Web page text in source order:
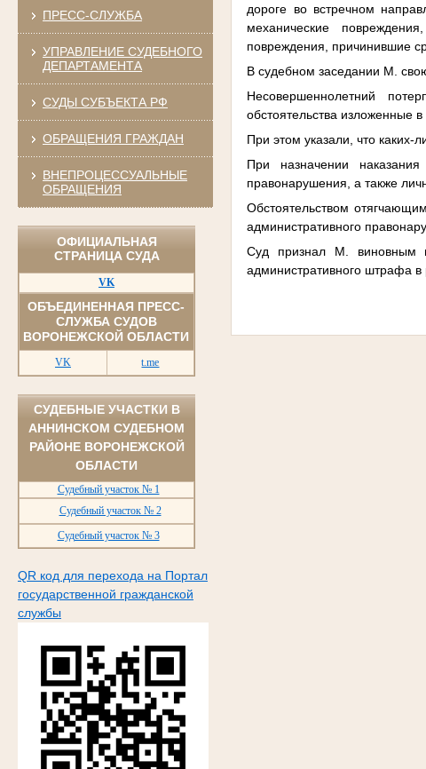
ПРЕСС-СЛУЖБА
УПРАВЛЕНИЕ СУДЕБНОГО
ДЕПАРТАМЕНТА
СУДЫ СУБЪЕКТА РФ
ОБРАЩЕНИЯ ГРАЖДАН
ВНЕПРОЦЕССУАЛЬНЫЕ
ОБРАЩЕНИЯ
ОФИЦИАЛЬНАЯ
СТРАНИЦА СУДА
VK
ОБЪЕДИНЕННАЯ ПРЕСС-
СЛУЖБА СУДОВ
ВОРОНЕЖСКОЙ ОБЛАСТИ
VK t.me
СУДЕБНЫЕ УЧАСТКИ В
АННИНСКОМ СУДЕБНОМ
РАЙОНЕ ВОРОНЕЖСКОЙ
ОБЛАСТИ
Судебный участок № 1
Судебный участок № 2
Судебный участок № 3
QR код для перехода на Портал
государственной гражданской
службы
дороге во встречном
механические
повреждения, причинившие
В судебном заседании М.
Несовершеннолетний
обстоятельства изложенные
При этом указали, что каких-
При назначении
правонарушения, а также
Обстоятельством
административного
Суд признал М. виновным
административного штрафа в